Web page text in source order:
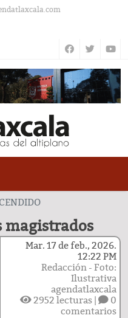
magistrados
Mar. 17 de feb., 2026.
12:22 PM
Redacción - Foto:
Ilustrativa
agendatlaxcala
2952 lecturas |
0
comentarios